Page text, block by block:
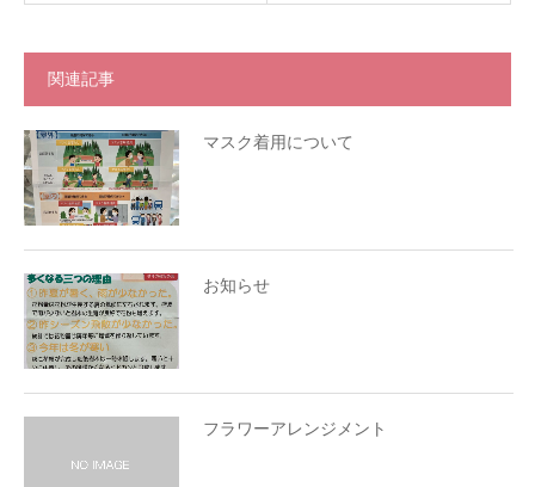
関連記事
マスク着用について
お知らせ
フラワーアレンジメント